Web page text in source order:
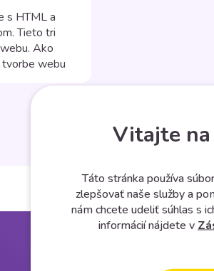
s HTML a
Tieto tri
Ako
tvorbe webu
jazyk, ktorý sa
Vitajte
Táto stránka používa
zlepšovať naše služby a
nám chcete udeliť súhlas s
informácií nájdete v